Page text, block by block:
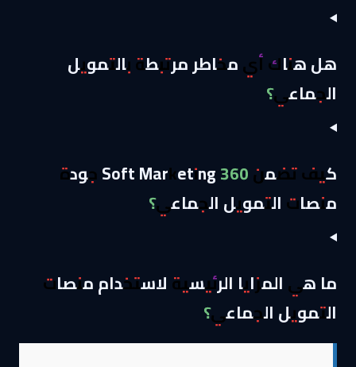
هل هناك أي مخاطر مرتبطة بالتمويل
الجماعي؟
كيف تضمن 360 Soft Marketing جودة
منصات التمويل الجماعي؟
ما هي المزايا الرئيسية لاستخدام منصات
التمويل الجماعي؟